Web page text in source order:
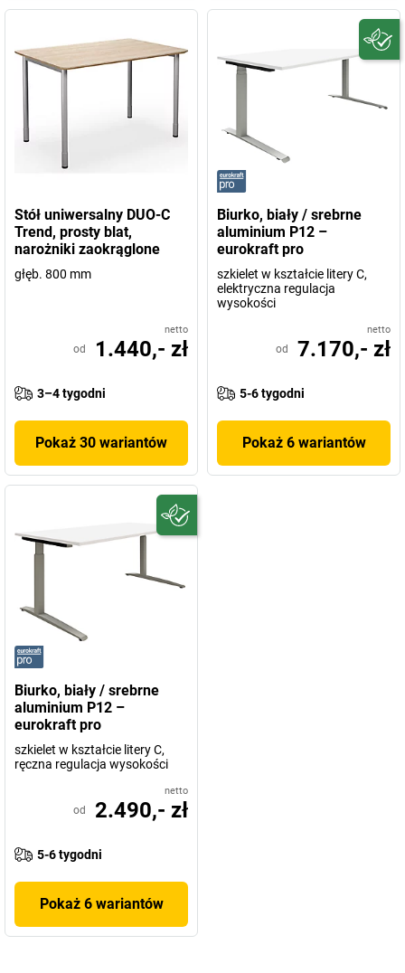
Stół uniwersalny DUO-C
Trend, prosty blat,
narożniki zaokrąglone
głęb. 800 mm
netto
od 1.440,- zł
3–4 tygodni
Pokaż 30 wariantów
Biurko, biały / srebrne
aluminium P12 –
eurokraft pro
szkielet w kształcie litery C,
elektryczna regulacja
wysokości
netto
od 7.170,- zł
5-6 tygodni
Pokaż 6 wariantów
Biurko, biały / srebrne
aluminium P12 –
eurokraft pro
szkielet w kształcie litery C,
ręczna regulacja wysokości
netto
od 2.490,- zł
5-6 tygodni
Pokaż 6 wariantów